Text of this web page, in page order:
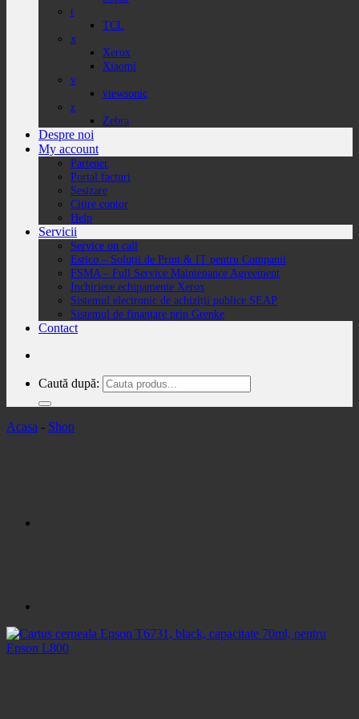
t
TCL
x
Xerox
Xiaomi
v
viewsonic
z
Zebra
Despre noi
My account
Partener
Portal facturi
Sesizare
Citire contor
Help
Servicii
Service on call
Estico – Soluții de Print & IT pentru Companii
FSMA – Full Service Maintenance Agreement
Inchiriere echipamente Xerox
Sistemul electronic de achiziții publice SEAP
Sistemul de finanțare prin Grenke
Contact
Caută după:
Acasa - Shop